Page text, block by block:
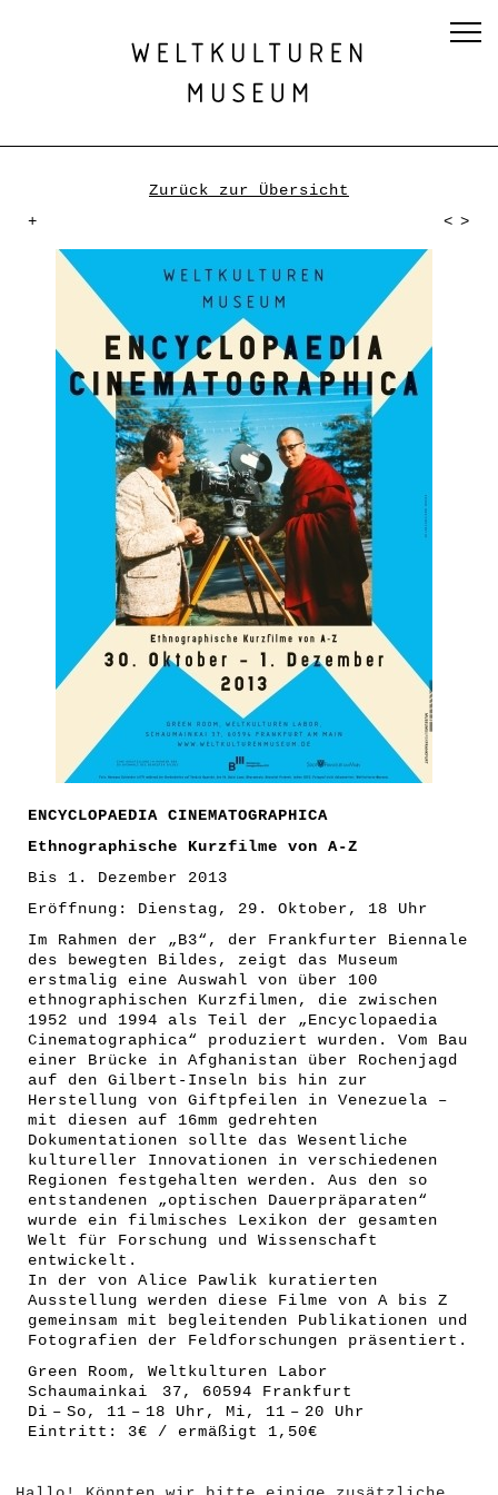
Zurück zur Übersicht
+
< >
ENCYCLOPAEDIA CINEMATOGRAPHICA
Ethnographische Kurzfilme von A-Z
Bis 1. Dezember 2013
Eröffnung: Dienstag, 29. Oktober, 18 Uhr
Im Rahmen der „B3“, der Frankfurter Biennale
des bewegten Bildes, zeigt das Museum
erstmalig eine Auswahl von über 100
ethnographischen Kurzfilmen, die zwischen
1952 und 1994 als Teil der „Encyclopaedia
Cinematographica“ produziert wurden. Vom Bau
einer Brücke in Afghanistan über Rochenjagd
auf den Gilbert-Inseln bis hin zur
Herstellung von Giftpfeilen in Venezuela –
mit diesen auf 16mm gedrehten
Dokumentationen sollte das Wesentliche
kultureller Innovationen in verschiedenen
Regionen festgehalten werden. Aus den so
entstandenen „optischen Dauerpräparaten“
wurde ein filmisches Lexikon der gesamten
Welt für Forschung und Wissenschaft
entwickelt.
In der von Alice Pawlik kuratierten
Ausstellung werden diese Filme von A bis Z
gemeinsam mit begleitenden Publikationen und
Fotografien der Feldforschungen präsentiert.
Green Room, Weltkulturen Labor
Schaumainkai 37, 60594 Frankfurt
Di – So, 11 – 18 Uhr, Mi, 11 – 20 Uhr
Eintritt: 3€ / ermäßigt 1,50€